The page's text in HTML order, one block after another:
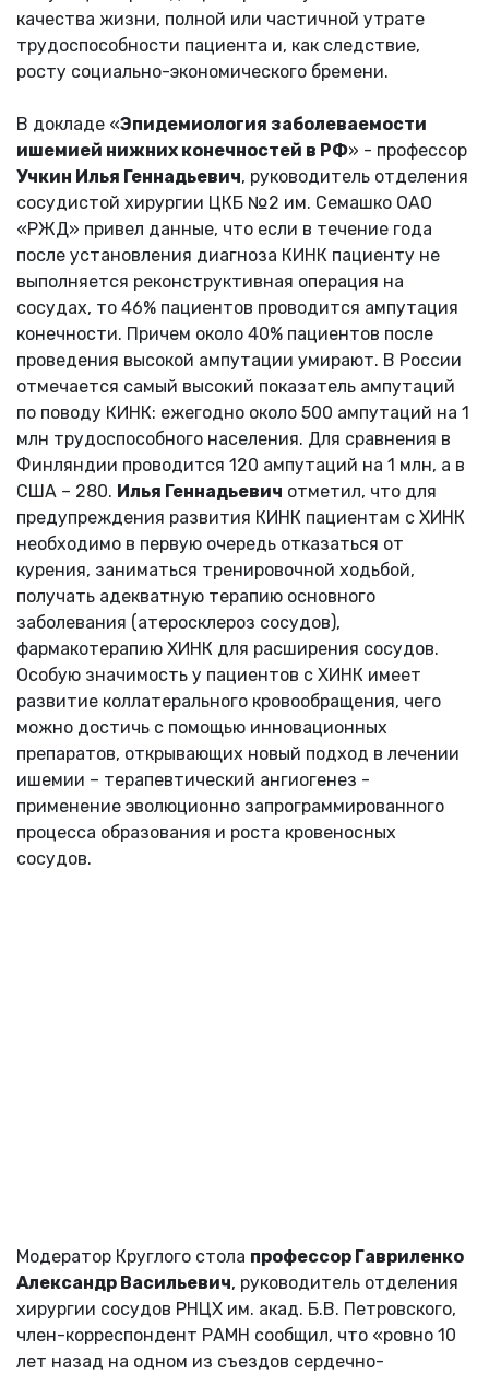
качества жизни, полной или частичной утрате
трудоспособности пациента и, как следствие,
росту социально-экономического бремени.
В докладе «Эпидемиология заболеваемости
ишемией нижних конечностей в РФ» - профессор
Учкин Илья Геннадьевич, руководитель отделения
сосудистой хирургии ЦКБ №2 им. Семашко ОАО
«РЖД» привел данные, что если в течение года
после установления диагноза КИНК пациенту не
выполняется реконструктивная операция на
сосудах, то 46% пациентов проводится ампутация
конечности. Причем около 40% пациентов после
проведения высокой ампутации умирают. В России
отмечается самый высокий показатель ампутаций
по поводу КИНК: ежегодно около 500 ампутаций на 1
млн трудоспособного населения. Для сравнения в
Финляндии проводится 120 ампутаций на 1 млн, а в
США – 280. Илья Геннадьевич отметил, что для
предупреждения развития КИНК пациентам с ХИНК
необходимо в первую очередь отказаться от
курения, заниматься тренировочной ходьбой,
получать адекватную терапию основного
заболевания (атеросклероз сосудов),
фармакотерапию ХИНК для расширения сосудов.
Особую значимость у пациентов с ХИНК имеет
развитие коллатерального кровообращения, чего
можно достичь с помощью инновационных
препаратов, открывающих новый подход в лечении
ишемии – терапевтический ангиогенез -
применение эволюционно запрограммированного
процесса образования и роста кровеносных
сосудов.
Модератор Круглого стола профессор Гавриленко
Александр Васильевич, руководитель отделения
хирургии сосудов РНЦХ им. акад. Б.В. Петровского,
член-корреспондент РАМН сообщил, что «ровно 10
лет назад на одном из съездов сердечно-